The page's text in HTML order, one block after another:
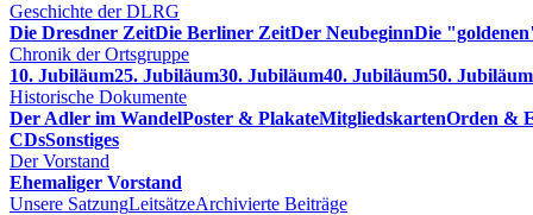
Geschichte der DLRG
Die Dresdner ZeitDie Berliner ZeitDer NeubeginnDie
Chronik der Ortsgruppe
10. Jubiläum25. Jubiläum30. Jubiläum40. Jubiläum50. Jubiläum
Historische Dokumente
Der Adler im WandelPoster & PlakateMitgliedskartenOrden &
CDsSonstiges
Der Vorstand
Ehemaliger Vorstand
Unsere SatzungLeitsätzeArchivierte Beiträge